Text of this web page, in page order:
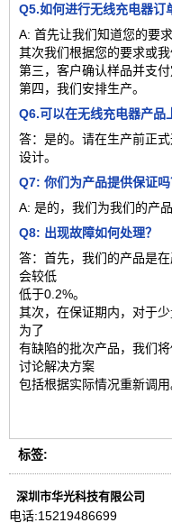
Q5.如何进行无线充电器订
A: 首先让我们知道您的要求
其次我们根据您的要求或我
第三，客户确认样品并支付
第四，我们安排生产。
Q6.可以在无线充电器产品
答：是的。请在生产前正
设计。
Q7: 你们为产品提供保证吗
A: 是的，我们为我们的产
Q8: 出现故障如何处理？
答：首先，我们的产品是
会较低
低于0.2%。
其次，在保证期内，对于
为了
有缺陷的批次产品，我们
讨论解决方案
包括根据实际情况重新调用
标签:
深圳市华光科技有限公司
电话:15219486699